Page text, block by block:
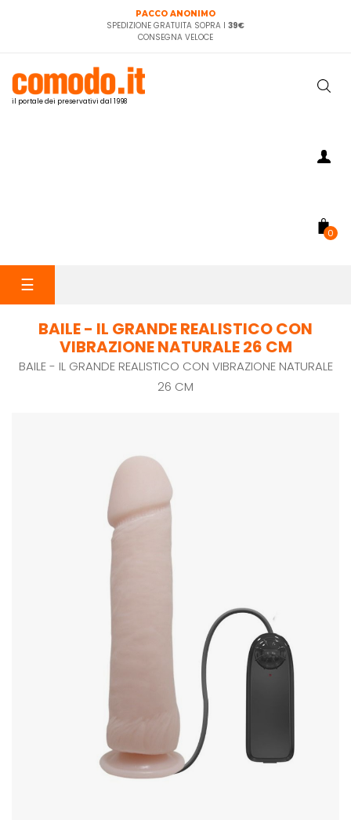
PACCO ANONIMO
SPEDIZIONE GRATUITA SOPRA I 39€
CONSEGNA VELOCE
il portale dei preservativi dal 1998
0
navigazione
☰
BAILE - IL GRANDE REALISTICO CON
VIBRAZIONE NATURALE 26 CM
BAILE - IL GRANDE REALISTICO CON VIBRAZIONE NATURALE
26 CM